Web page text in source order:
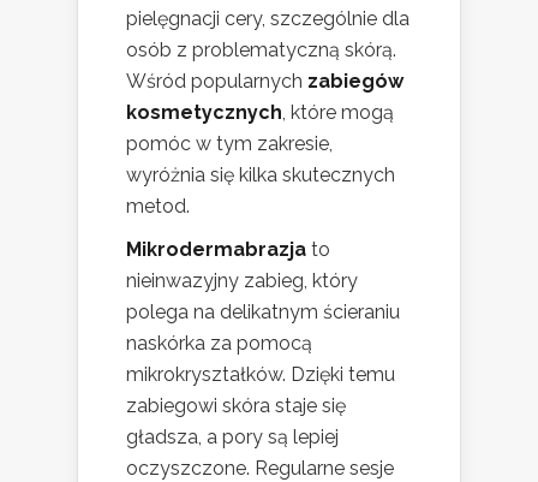
pielęgnacji cery, szczególnie dla
osób z problematyczną skórą.
Wśród popularnych zabiegów
kosmetycznych, które mogą
pomóc w tym zakresie,
wyróżnia się kilka skutecznych
metod.
Mikrodermabrazja to
nieinwazyjny zabieg, który
polega na delikatnym ścieraniu
naskórka za pomocą
mikrokryształków. Dzięki temu
zabiegowi skóra staje się
gładsza, a pory są lepiej
oczyszczone. Regularne sesje